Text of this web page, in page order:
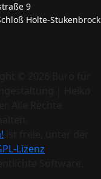
9
Holte-Stukenbrock
Lizenz